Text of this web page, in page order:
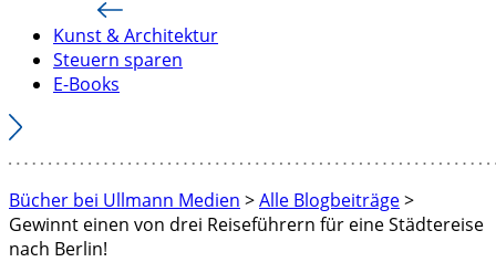
Kunst & Architektur
Steuern sparen
E-Books
Bücher bei Ullmann Medien >Alle Blogbeiträge>
Gewinnt einen von drei Reiseführern für eine Städtereise
nach Berlin!